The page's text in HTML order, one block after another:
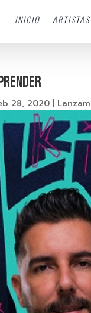
INICIO ARTISTAS
28, 2020 |